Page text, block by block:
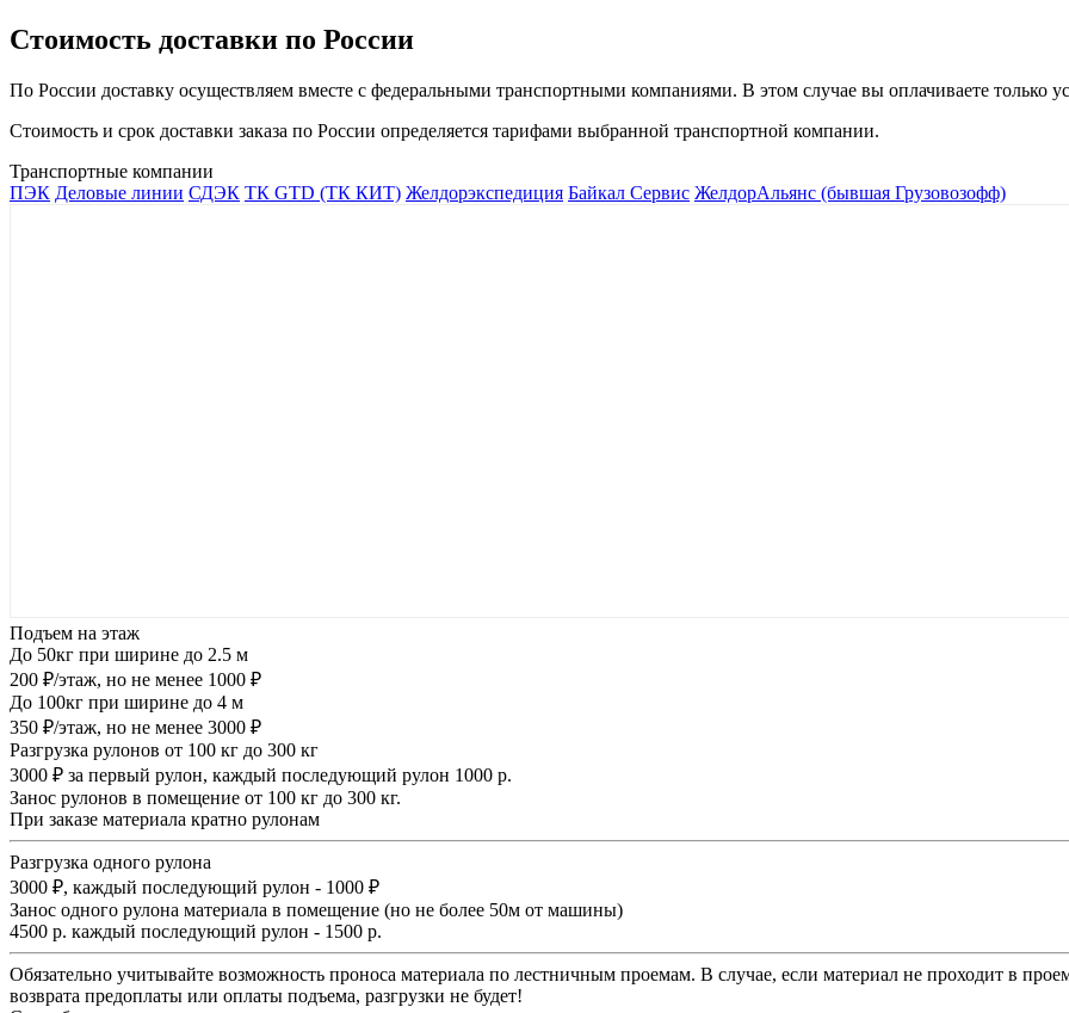
Стоимость доставки по России
По России доставку осуществляем вместе с федеральными транспортными компаниями. В этом случае вы оплачиваете только
Стоимость и срок доставки заказа по России определяется тарифами выбранной транспортной компании.
Транспортные компании
ПЭК Деловые линии СДЭК ТК GTD (ТК КИТ) Желдорэкспедиция Байкал Сервис ЖелдорАльянс (бывшая Грузовозофф)
Подъем на этаж
До 50кг при ширине до 2.5 м
200 ₽/этаж, но не менее 1000 ₽
До 100кг при ширине до 4 м
350 ₽/этаж, но не менее 3000 ₽
Разгрузка рулонов от 100 кг до 300 кг
3000 ₽ за первый рулон, каждый последующий рулон 1000 р.
Занос рулонов в помещение от 100 кг до 300 кг.
При заказе материала кратно рулонам
Разгрузка одного рулона
3000 ₽, каждый последующий рулон - 1000 ₽
Занос одного рулона материала в помещение (но не более 50м от машины)
4500 р. каждый последующий рулон - 1500 р.
Обязательно учитывайте возможность проноса материала по лестничным проемам. В случае, если материал не проходит в
возврата предоплаты или оплаты подъема, разгрузки не будет!